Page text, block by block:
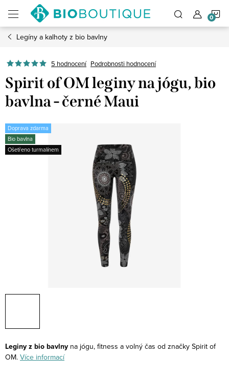
obsah
Legíny a kalhoty z bio bavlny
5 hodnocení Podrobnosti hodnocení
Spirit of OM leginy na jógu, bio
bavlna - černé Maui
Doprava zdarma
Bio bavlna
Ošetřeno turmalínem
Leginy z bio bavlny na jógu, fitness a volný čas od značky Spirit of
OM. Více informací